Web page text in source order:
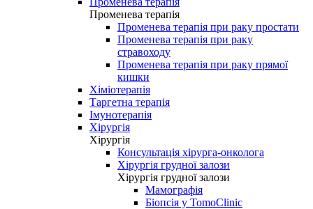
Променева терапія
Променева терапія при раку простати
Променева терапія при раку
стравоходу
Променева терапія при раку прямої
кишки
Хіміотерапія
Таргетна терапія
Імунотерапія
Хірургія
Хірургія
Консультація хірурга-онколога
Хірургія грудної залози
Хірургія грудної залози
Мамографія
Біопсія у TomoClinic